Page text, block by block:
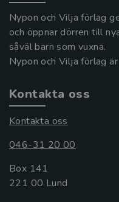
Nypon och Vilja förlag
och öppnar dörren till
såväl barn som vuxna.
Nypon och Vilja förlag
Kontakta oss
Kontakta oss
046-31 20 00
Box 141
221 00 Lund